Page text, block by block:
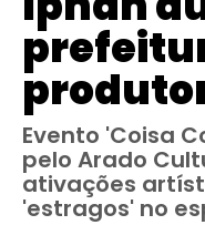
Evento 'Coisa
pelo Arado
ativações
'estragos' no